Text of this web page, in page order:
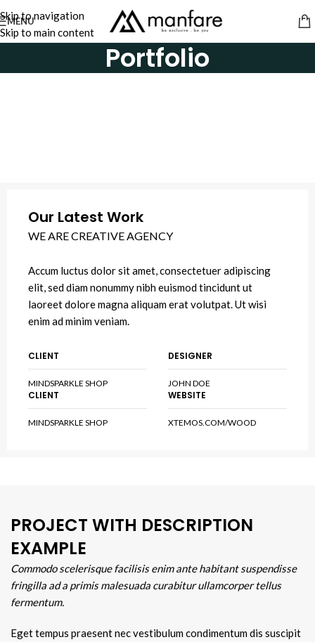
Skip to navigation
Skip to main content
MENU
Portfolio
Our Latest Work
WE ARE CREATIVE AGENCY
Accum luctus dolor sit amet, consectetuer adipiscing
elit, sed diam nonummy nibh euismod tincidunt ut
laoreet dolore magna aliquam erat volutpat. Ut wisi
enim ad minim veniam.
CLIENT
MINDSPARKLE SHOP
DESIGNER
JOHN DOE
CLIENT
MINDSPARKLE SHOP
WEBSITE
XTEMOS.COM/WOOD
PROJECT WITH DESCRIPTION
EXAMPLE
Commodo scelerisque facilisis enim ante habitant suspendisse
fringilla ad a primis malesuada curabitur ullamcorper tellus
fermentum.
Eget tempus praesent nec vestibulum condimentum dis suscipit